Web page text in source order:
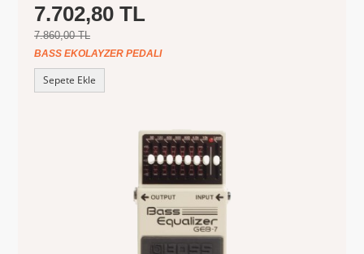
7.702,80 TL
7.860,00 TL
BASS EKOLAYZER PEDALI
Sepete Ekle